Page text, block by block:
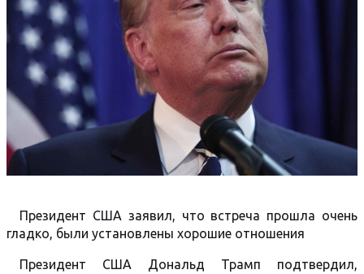
Президент США заявил, что встреча прошла очень
гладко, были установлены хорошие отношения
Президент США Дональд Трамп подтвердил,